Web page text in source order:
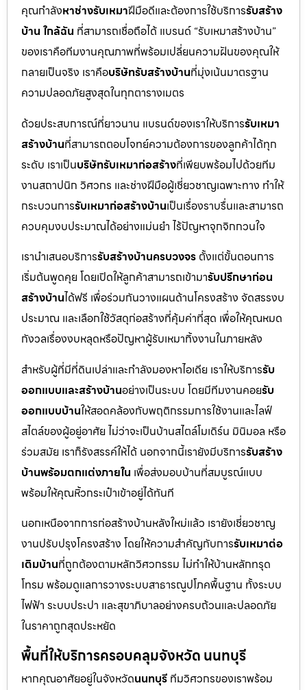
คุณกำลังหาช่างรับเหมาฝีมือดีและต้องการใช้บริการรับสร้าง
บ้าน ใกล้ฉัน ที่สามารถเชื่อถือได้ แบรนด์ “รับเหมาสร้างบ้าน”
ของเราคือทีมงานคุณภาพที่พร้อมเปลี่ยนความฝันของคุณให้
กลายเป็นจริง เราคือบริษัทรับสร้างบ้านที่มุ่งเน้นมาตรฐาน
ความปลอดภัยสูงสุดในทุกตารางเมตร
ด้วยประสบการณ์ที่ยาวนาน แบรนด์ของเราให้บริการรับเหมา
สร้างบ้านที่สามารถตอบโจทย์ความต้องการของลูกค้าได้ทุก
ระดับ เราเป็นบริษัทรับเหมาก่อสร้างที่เพียบพร้อมไปด้วยทีม
งานสถาปนิก วิศวกร และช่างฝีมือผู้เชี่ยวชาญเฉพาะทาง ทำให้
กระบวนการรับเหมาก่อสร้างบ้านเป็นเรื่องราบรื่นและสามารถ
ควบคุมงบประมาณได้อย่างแม่นยำ ไร้ปัญหาจุกจิกกวนใจ
เรานำเสนอบริการรับสร้างบ้านครบวงจร ตั้งแต่ขั้นตอนการ
เริ่มต้นพูดคุย โดยเปิดให้ลูกค้าสามารถเข้ามารับปรึกษาก่อน
สร้างบ้านได้ฟรี เพื่อร่วมกันวางแผนด้านโครงสร้าง จัดสรรงบ
ประมาณ และเลือกใช้วัสดุก่อสร้างที่คุ้มค่าที่สุด เพื่อให้คุณหมด
กังวลเรื่องงบหลุดหรือปัญหาผู้รับเหมาทิ้งงานในภายหลัง
สำหรับผู้ที่มีที่ดินเปล่าและกำลังมองหาไอเดีย เราให้บริการรับ
ออกแบบและสร้างบ้านอย่างเป็นระบบ โดยมีทีมงานคอยรับ
ออกแบบบ้านให้สอดคล้องกับพฤติกรรมการใช้งานและไลฟ์
สไตล์ของผู้อยู่อาศัย ไม่ว่าจะเป็นบ้านสไตล์โมเดิร์น มินิมอล หรือ
ร่วมสมัย เราก็รังสรรค์ให้ได้ นอกจากนี้เรายังมีบริการรับสร้าง
บ้านพร้อมตกแต่งภายใน เพื่อส่งมอบบ้านที่สมบูรณ์แบบ
พร้อมให้คุณหิ้วกระเป๋าเข้าอยู่ได้ทันที
นอกเหนือจากการก่อสร้างบ้านหลังใหม่แล้ว เรายังเชี่ยวชาญ
งานปรับปรุงโครงสร้าง โดยให้ความสำคัญกับการรับเหมาต่อ
เติมบ้านที่ถูกต้องตามหลักวิศวกรรม ไม่ทำให้บ้านหลักทรุด
โทรม พร้อมดูแลการวางระบบสาธารณูปโภคพื้นฐาน ทั้งระบบ
ไฟฟ้า ระบบประปา และสุขาภิบาลอย่างครบถ้วนและปลอดภัย
ในราคาถูกสุดประหยัด
พื้นที่ให้บริการครอบคลุมจังหวัด นนทบุรี
หากคุณอาศัยอยู่ในจังหวัดนนทบุรี ทีมวิศวกรของเราพร้อม